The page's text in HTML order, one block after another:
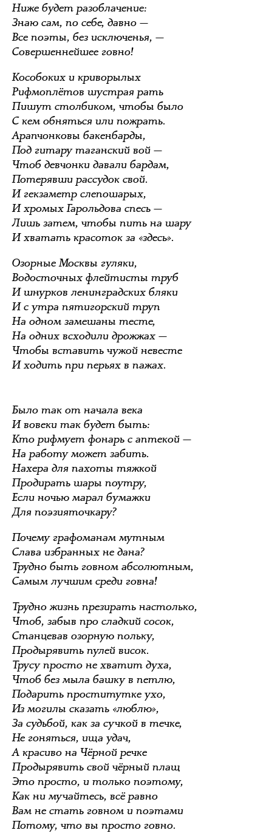
Ниже будет разоблачение:
Знаю сам, по себе, давно —
Все поэты, без исключенья, —
Совершеннейшее говно!
Кособоких и криворылых
Рифмоплётов шустрая рать
Пишут столбиком, чтобы было
С кем обняться или пожрать.
Арапчонковы бакенбарды,
Под гитару таганский вой —
Чтоб девчонки давали бардам,
Потерявши рассудок свой.
И гекзаметр слепошарых,
И хромых Гарольдова спесь —
Лишь затем, чтобы пить на шару
И хватать красоток за «здесь».
Озорные Москвы гуляки,
Водосточных флейтисты труб
И шнурков ленинградских бляки
И с утра пятигорский труп
На одном замешаны тесте,
На одних всходили дрожжах —
Чтобы вставить чужой невесте
И ходить при перьях в пажах.
Было так от начала века
И вовеки так будет быть:
Кто рифмует фонарь с аптекой —
На работу может забить.
Нахера для пахоты тяжкой
Продирать шары поутру,
Если ночью марал бумажки
Для поэзияточкару?
Почему графоманам мутным
Слава избранных не дана?
Трудно быть говном абсолютным,
Самым лучшим среди говна!
Трудно жизнь презирать настолько,
Чтоб, забыв про сладкий сосок,
Станцевав озорную польку,
Продырявить пулей висок.
Трусу просто не хватит духа,
Чтоб без мыла башку в петлю,
Подарить проститутке ухо,
Из могилы сказать «люблю»,
За судьбой, как за сучкой в течке,
Не гоняться, ища удач,
А красиво на Чёрной речке
Продырявить свой чёрный плащ
Это просто, и только поэтому,
Как ни мучайтесь, всё равно
Вам не стать говном и поэтами
Потому, что вы просто говно.